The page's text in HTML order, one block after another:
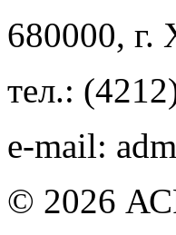
680000, г.
тел.:
e-mail:
© 2026